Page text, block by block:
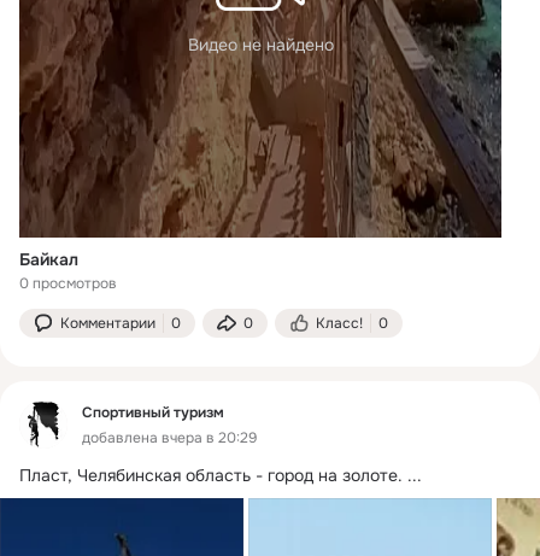
Видео не найдено
Байкал
0 просмотров
Комментарии 0 0 Класс! 0
Спортивный туризм
добавлена вчера в 20:29
Пласт, Челябинская область - город на золоте. ...